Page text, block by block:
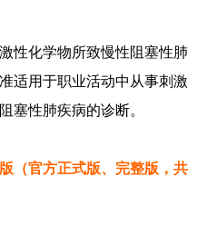
性化学物所致慢性阻塞性肺
适用于职业活动中从事刺激
塞性肺疾病的诊断。
（官方正式版、完整版，共